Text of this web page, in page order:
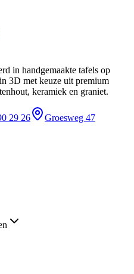
in handgemaakte tafels op
3D met keuze uit premium
keramiek en graniet.
29 26
Groesweg 47